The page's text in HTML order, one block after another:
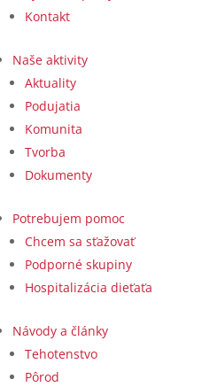
Kontakt
Naše aktivity
Aktuality
Podujatia
Komunita
Tvorba
Dokumenty
Potrebujem pomoc
Chcem sa sťažovať
Podporné skupiny
Hospitalizácia dieťaťa
Návody a články
Tehotenstvo
Pôrod